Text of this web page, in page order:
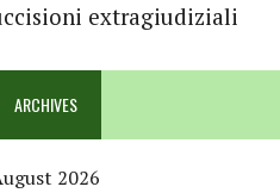
extragiudiziali
ARCHIVES
2026